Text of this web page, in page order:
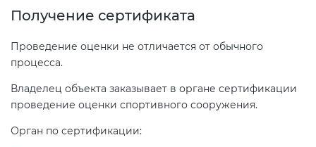
Получение сертификата
Проведение оценки не отличается от обычного
процесса.
Владелец объекта заказывает в органе сертификации
проведение оценки спортивного сооружения.
Орган по сертификации: